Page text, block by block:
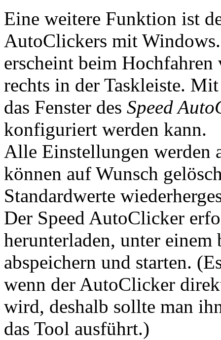
Eine weitere Funktion ist
AutoClickers mit
erscheint beim
rechts in der Taskleiste.
das Fenster des Speed
konfiguriert werden kann.
Alle Einstellungen werden
können auf Wunsch
Standardwerte
Der Speed AutoClicker
herunterladen, unter
abspeichern und starten.
wenn der AutoClicker
wird, deshalb sollte man
das Tool ausführt.)